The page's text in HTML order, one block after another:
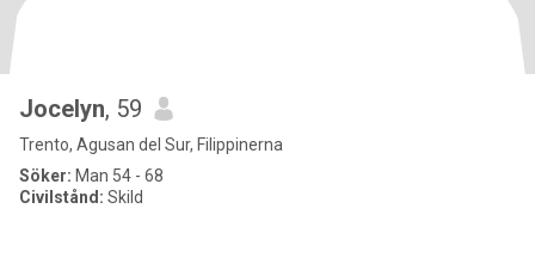
Jocelyn, 59
Trento, Agusan del Sur, Filippinerna
Söker: Man 54 - 68
Civilstånd: Skild